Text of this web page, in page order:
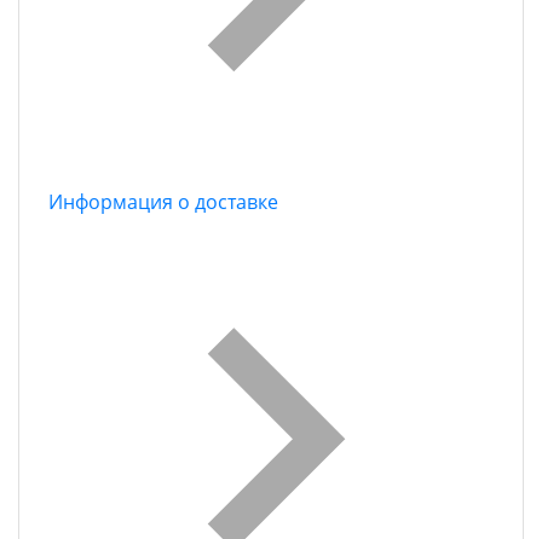
Информация о доставке